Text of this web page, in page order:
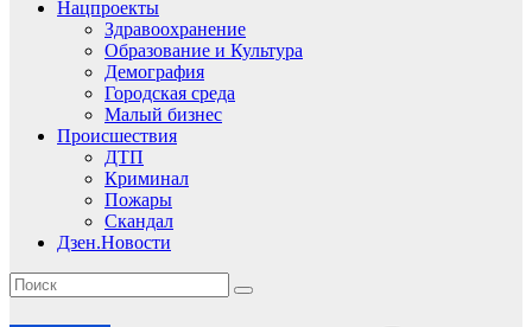
Нацпроекты
Здравоохранение
Образование и Культура
Демография
Городская среда
Малый бизнес
Происшествия
ДТП
Криминал
Пожары
Скандал
Дзен.Новости